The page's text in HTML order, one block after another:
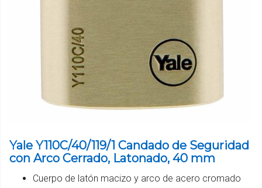
Yale Y110C/40/119/1 Candado de Seguridad
con Arco Cerrado, Latonado, 40 mm
Cuerpo de latón macizo y arco de acero cromado